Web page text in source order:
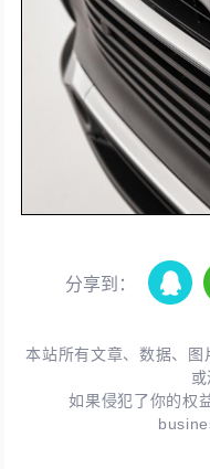
分享到：
本站所有文章、数据、
或
如果侵犯了你的权